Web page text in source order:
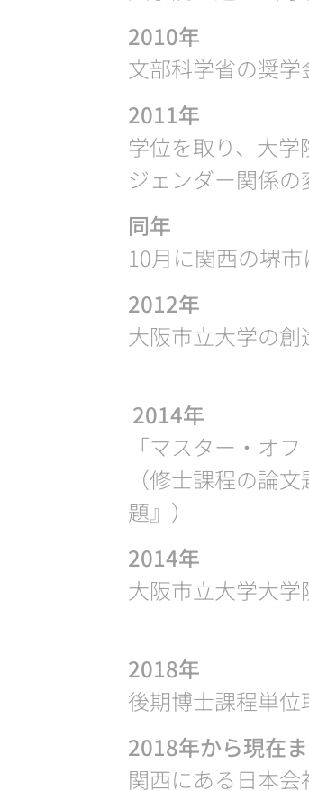
2010年
文部科学省の奨
2011年
学位を取り、大
ジェンダー関係の
同年
10月に関西の堺
2012年
大阪市立大学の
2014年
「マスター・オ
（修士課程の論
題』）
2014年
大阪市立大学大
2018年
後期博士課程単位
2018年から現在
関西にある日本会